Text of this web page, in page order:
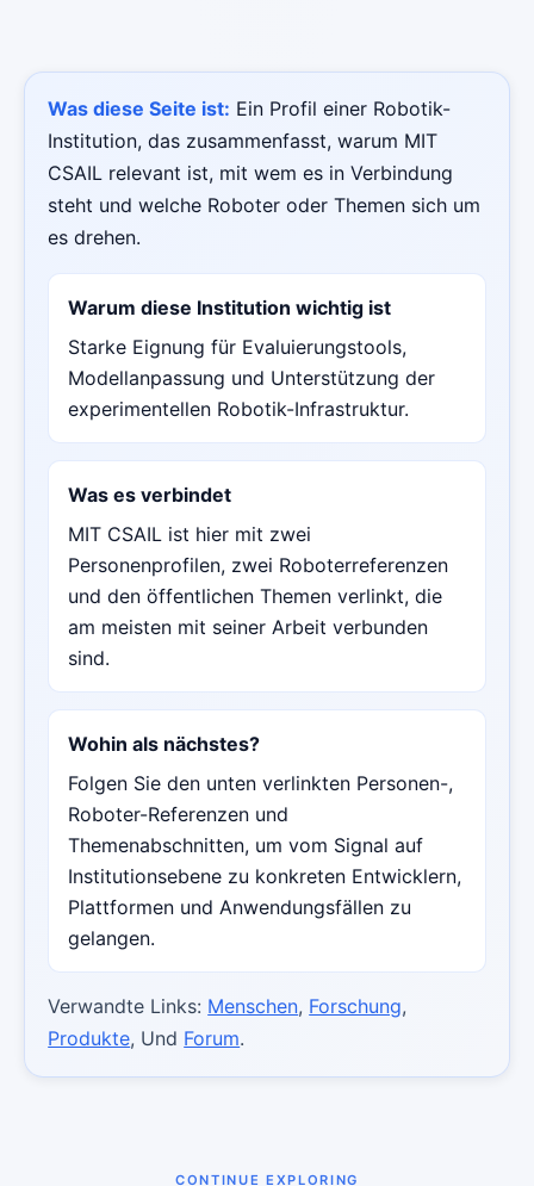
Was diese Seite ist: Ein Profil einer Robotik-
Institution, das zusammenfasst, warum MIT
CSAIL relevant ist, mit wem es in Verbindung
steht und welche Roboter oder Themen sich um
es drehen.
Warum diese Institution wichtig ist
Starke Eignung für Evaluierungstools,
Modellanpassung und Unterstützung der
experimentellen Robotik-Infrastruktur.
Was es verbindet
MIT CSAIL ist hier mit zwei
Personenprofilen, zwei Roboterreferenzen
und den öffentlichen Themen verlinkt, die
am meisten mit seiner Arbeit verbunden
sind.
Wohin als nächstes?
Folgen Sie den unten verlinkten Personen-,
Roboter-Referenzen und
Themenabschnitten, um vom Signal auf
Institutionsebene zu konkreten Entwicklern,
Plattformen und Anwendungsfällen zu
gelangen.
Verwandte Links: Menschen, Forschung,
Produkte, Und Forum.
CONTINUE EXPLORING